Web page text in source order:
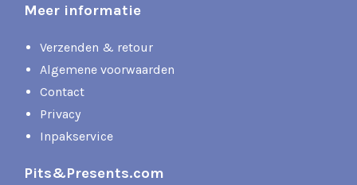
Meer informatie
Verzenden & retour
Algemene voorwaarden
Contact
Privacy
Inpakservice
Pits&Presents.com